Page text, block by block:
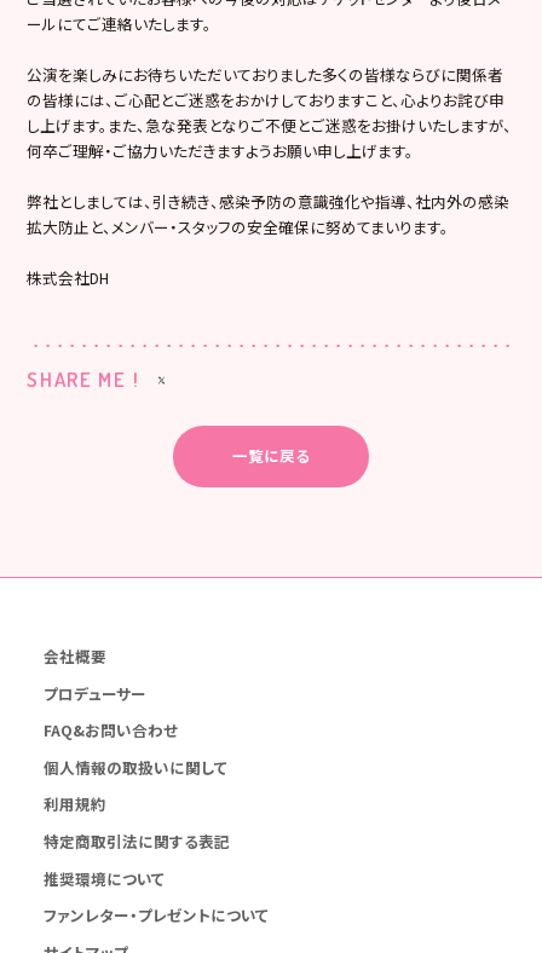
ールにてご連絡いたします。
公演を楽しみにお待ちいただいておりました多くの皆様ならびに関係者
の皆様には、ご心配とご迷惑をおかけしておりますこと、心よりお詫び申
し上げます。また、急な発表となりご不便とご迷惑をお掛けいたしますが、
何卒ご理解・ご協力いただきますようお願い申し上げます。
弊社としましては、引き続き、感染予防の意識強化や指導、社内外の感染
拡大防止と、メンバー・スタッフの安全確保に努めてまいります。
株式会社DH
SHARE ME !
一覧に戻る
会社概要
プロデューサー
FAQ&お問い合わせ
個人情報の取扱いに関して
利用規約
特定商取引法に関する表記
推奨環境について
ファンレター・プレゼントについて